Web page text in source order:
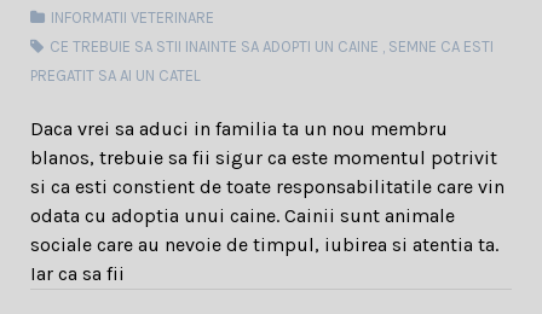
INFORMATII VETERINARE
CE TREBUIE SA STII INAINTE SA ADOPTI UN CAINE
SEMNE CA ESTI
PREGATIT SA AI UN CATEL
Daca vrei sa aduci in familia ta un nou membru
blanos, trebuie sa fii sigur ca este momentul potrivit
si ca esti constient de toate responsabilitatile care vin
odata cu adoptia unui caine. Cainii sunt animale
sociale care au nevoie de timpul, iubirea si atentia ta.
Iar ca sa fii